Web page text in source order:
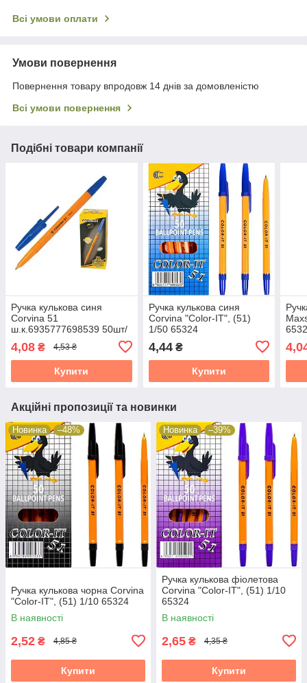
Всі умови оплати
Умови повернення
Повернення товару впродовж 14 днів за домовленістю
Всі умови повернення
Подібні товари компанії
Ручка кулькова синя
Corvina 51
ш.к.6935777698539 50шт/
4,08 ₴ 4,53 ₴
Купити
Ручка кулькова синя
Corvina "Color-IT", (51)
1/50 65324
4,44₴
Купити
Акційні пропозиції та новинки
Новинка –48%
Ручка кулькова чорна Corvina
"Color-IT", (51) 1/10 65324
В наявності
2,52 ₴ 4,85 ₴
Купити
Новинка –39%
Ручка кулькова фіолетова
Corvina "Color-IT", (51) 1/10
65324
В наявності
2,65 ₴ 4,35 ₴
Купити